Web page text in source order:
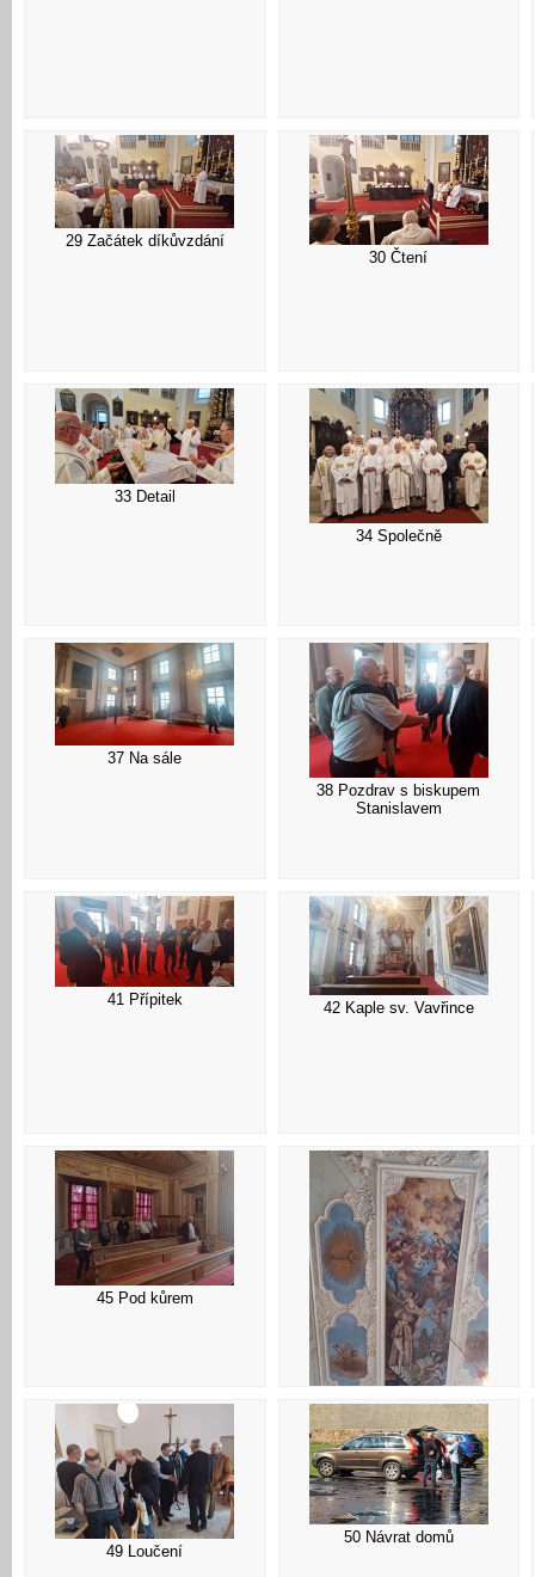
29 Začátek díkůvzdání
30 Čtení
33 Detail
34 Společně
37 Na sále
38 Pozdrav s biskupem
Stanislavem
41 Přípitek 42 Kaple sv. Vavřince
45 Pod kůrem
46 Strop kaple
49 Loučení
50 Návrat domů